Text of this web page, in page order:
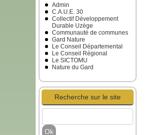
Admin
C.A.U.E. 30
Collectif Développement
Durable Uzège
Communauté de communes
Gard Nature
Le Conseil Départemental
Le Conseil Régional
Le SICTOMU
Nature du Gard
Recherche sur le site